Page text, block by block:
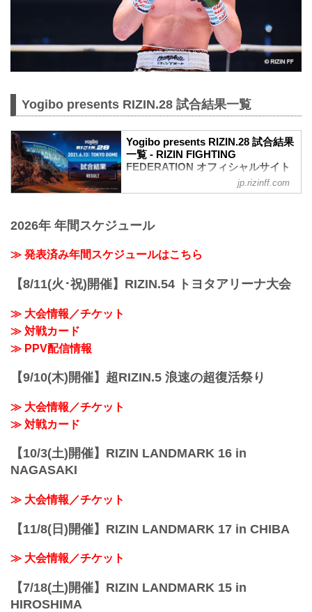
Yogibo presents RIZIN.28 試合結果一覧
Yogibo presents RIZIN.28 試合結果
一覧 - RIZIN FIGHTING
FEDERATION オフィシャルサイト
第10試合／スペシャルワンマッチ 朝倉未
ケ / Mikuru Asakura vs. Kleber Koike -
youtu.be
RIZIN MMAルール：5分 3R（66.0kg）
※肘あり
第9試合／那須川天心vs.3...
jp.rizinff.com
2026年 年間スケジュール
≫ 発表済み年間スケジュールはこちら
【8/11(火･祝)開催】RIZIN.54 トヨタアリーナ大会
≫ 大会情報／チケット
≫ 対戦カード
≫ PPV配信情報
【9/10(木)開催】超RIZIN.5 浪速の超復活祭り
≫ 大会情報／チケット
≫ 対戦カード
【10/3(土)開催】RIZIN LANDMARK 16 in
NAGASAKI
≫ 大会情報／チケット
【11/8(日)開催】RIZIN LANDMARK 17 in CHIBA
≫ 大会情報／チケット
【7/18(土)開催】RIZIN LANDMARK 15 in
HIROSHIMA